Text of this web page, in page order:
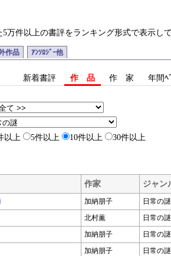
万件以上の書評をランキング形式で表示し
作品 ｱﾝｿﾛｼﾞｰ他
新着書評 作 品 作 家 年間ﾍ
以上 5件以上 10件以上 30件以上
作家 ジャン
加納朋子
日常の謎
北村薫
日常の謎
加納朋子
日常の謎
加納朋子
日常の謎